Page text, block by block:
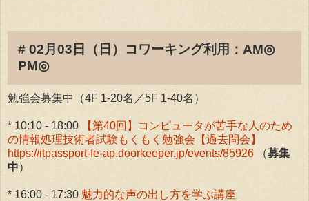
# 02月03日（日）コワーキング利用：AM◎
PM◎
勉強会募集中（4F 1-20名／5F 1-40名）
* 10:10 - 18:00
【第40回】コンピュータが苦手な人のため
の情報処理技術者試験もくもく勉強会【過去問会】
https://itpassport-fe-ap.doorkeeper.jp/events/85926 （募集
中）
* 16:00 - 17:30 魅力的な声の出し方を学ぶ講座